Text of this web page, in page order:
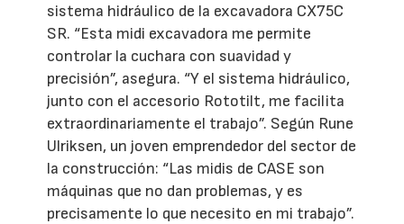
sistema hidráulico de la excavadora CX75C
SR. “Esta midi excavadora me permite
controlar la cuchara con suavidad y
precisión”, asegura. “Y el sistema hidráulico,
junto con el accesorio Rototilt, me facilita
extraordinariamente el trabajo”. Según Rune
Ulriksen, un joven emprendedor del sector de
la construcción: “Las midis de CASE son
máquinas que no dan problemas, y es
precisamente lo que necesito en mi trabajo”.